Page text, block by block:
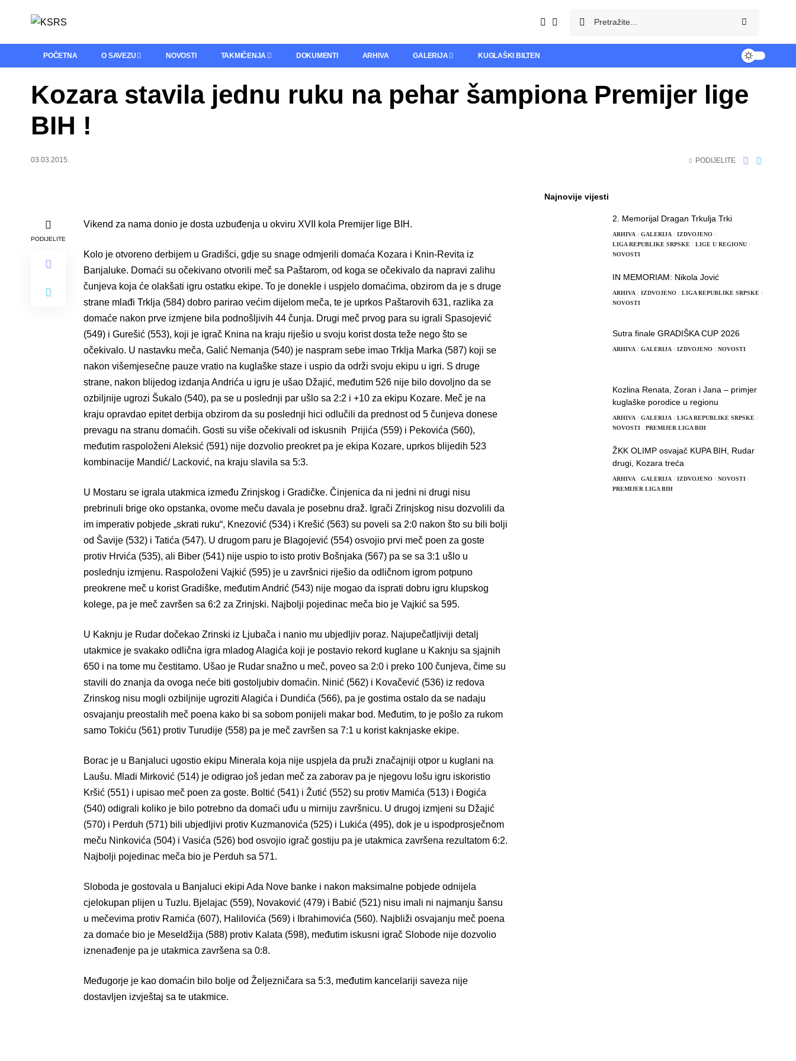
POČETNA O SAVEZU NOVOSTI TAKMIČENJA DOKUMENTI ARHIVA GALERIJA KUGLAŠKI BILTEN
Kozara stavila jednu ruku na pehar šampiona Premijer lige
BIH !
03.03.2015. PODIJELITE
PODIJELITE
Vikend za nama donio je dosta uzbuđenja u okviru XVII kola Premijer lige BIH.
Kolo je otvoreno derbijem u Gradišci, gdje su snage odmjerili domaća Kozara i Knin-Revita iz
Banjaluke. Domaći su očekivano otvorili meč sa Paštarom, od koga se očekivalo da napravi zalihu
čunjeva koja će olakšati igru ostatku ekipe. To je donekle i uspjelo domaćima, obzirom da je s druge
strane mlađi Trklja (584) dobro parirao većim dijelom meča, te je uprkos Paštarovih 631, razlika za
domaće nakon prve izmjene bila podnošljivih 44 čunja. Drugi meč prvog para su igrali Spasojević
(549) i Gurešić (553), koji je igrač Knina na kraju riješio u svoju korist dosta teže nego što se
očekivalo. U nastavku meča, Galić Nemanja (540) je naspram sebe imao Trklja Marka (587) koji se
nakon višemjesečne pauze vratio na kuglaške staze i uspio da održi svoju ekipu u igri. S druge
strane, nakon blijedog izdanja Andrića u igru je ušao Džajić, međutim 526 nije bilo dovoljno da se
ozbiljnije ugrozi Šukalo (540), pa se u poslednji par ušlo sa 2:2 i +10 za ekipu Kozare. Meč je na
kraju opravdao epitet derbija obzirom da su poslednji hici odlučili da prednost od 5 čunjeva donese
prevagu na stranu domaćih. Gosti su više očekivali od iskusnih Prijića (559) i Pekovića (560),
međutim raspoloženi Aleksić (591) nije dozvolio preokret pa je ekipa Kozare, uprkos blijedih 523
kombinacije Mandić/ Lacković, na kraju slavila sa 5:3.
U Mostaru se igrala utakmica između Zrinjskog i Gradičke. Činjenica da ni jedni ni drugi nisu
prebrinuli brige oko opstanka, ovome meču davala je posebnu draž. Igrači Zrinjskog nisu dozvolili da
im imperativ pobjede „skrati ruku“, Knezović (534) i Krešić (563) su poveli sa 2:0 nakon što su bili bolji
od Šavije (532) i Tatića (547). U drugom paru je Blagojević (554) osvojio prvi meč poen za goste
protiv Hrvića (535), ali Biber (541) nije uspio to isto protiv Bošnjaka (567) pa se sa 3:1 ušlo u
poslednju izmjenu. Raspoloženi Vajkić (595) je u završnici riješio da odličnom igrom potpuno
preokrene meč u korist Gradiške, međutim Andrić (543) nije mogao da isprati dobru igru klupskog
kolege, pa je meč završen sa 6:2 za Zrinjski. Najbolji pojedinac meča bio je Vajkić sa 595.
U Kaknju je Rudar dočekao Zrinski iz Ljubača i nanio mu ubjedljiv poraz. Najupečatljiviji detalj
utakmice je svakako odlična igra mladog Alagića koji je postavio rekord kuglane u Kaknju sa sjajnih
650 i na tome mu čestitamo. Ušao je Rudar snažno u meč, poveo sa 2:0 i preko 100 čunjeva, čime su
stavili do znanja da ovoga neće biti gostoljubiv domaćin. Ninić (562) i Kovačević (536) iz redova
Zrinskog nisu mogli ozbiljnije ugroziti Alagića i Dundića (566), pa je gostima ostalo da se nadaju
osvajanju preostalih meč poena kako bi sa sobom ponijeli makar bod. Međutim, to je pošlo za rukom
samo Tokiću (561) protiv Turudije (558) pa je meč završen sa 7:1 u korist kaknjaske ekipe.
Borac je u Banjaluci ugostio ekipu Minerala koja nije uspjela da pruži značajniji otpor u kuglani na
Laušu. Mladi Mirković (514) je odigrao još jedan meč za zaborav pa je njegovu lošu igru iskoristio
Kršić (551) i upisao meč poen za goste. Boltić (541) i Žutić (552) su protiv Mamića (513) i Đogića
(540) odigrali koliko je bilo potrebno da domaći uđu u mirniju završnicu. U drugoj izmjeni su Džajić
(570) i Perduh (571) bili ubjedljivi protiv Kuzmanovića (525) i Lukića (495), dok je u ispodprosječnom
meču Ninkovića (504) i Vasića (526) bod osvojio igrač gostiju pa je utakmica završena rezultatom 6:2.
Najbolji pojedinac meča bio je Perduh sa 571.
Sloboda je gostovala u Banjaluci ekipi Ada Nove banke i nakon maksimalne pobjede odnijela
cjelokupan plijen u Tuzlu. Bjelajac (559), Novaković (479) i Babić (521) nisu imali ni najmanju šansu
u mečevima protiv Ramića (607), Halilovića (569) i Ibrahimovića (560). Najbliži osvajanju meč poena
za domaće bio je Meseldžija (588) protiv Kalata (598), međutim iskusni igrač Slobode nije dozvolio
iznenađenje pa je utakmica završena sa 0:8.
Međugorje je kao domaćin bilo bolje od Željezničara sa 5:3, međutim kancelariji saveza nije
dostavljen izvještaj sa te utakmice.
Najnovije vijesti
2. Memorijal Dragan Trkulja Trki
ARHIVA GALERIJA
IZDVOJENO
LIGA REPUBLIKE SRPSKE
LIGE U REGIONU
NOVOSTI
IN MEMORIAM: Nikola Jović
ARHIVA IZDVOJENO
LIGA REPUBLIKE SRPSKE
NOVOSTI
Sutra finale GRADIŠKA CUP 2026
ARHIVA GALERIJA IZDVOJENO NOVOSTI
Kozlina Renata, Zoran i Jana – primjer
kuglaške porodice u regionu
ARHIVA GALERIJA
LIGA REPUBLIKE SRPSKE
NOVOSTI
PREMIJER LIGA BIH
ŽKK OLIMP osvajač KUPA BIH, Rudar
drugi, Kozara treća
ARHIVA GALERIJA IZDVOJENO
NOVOSTI
PREMIJER LIGA BIH